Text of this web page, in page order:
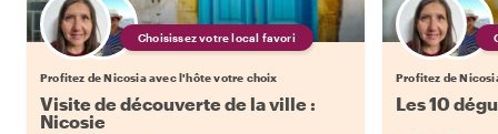
Choisissez votre local favori
Profitez de Nicosia avec l'hôte votre choix
Visite de découverte de la ville :
Nicosie
Profitez de
Les 10